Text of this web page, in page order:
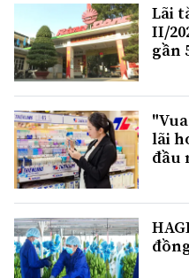
Lãi
II/
gần
lãi
đầu